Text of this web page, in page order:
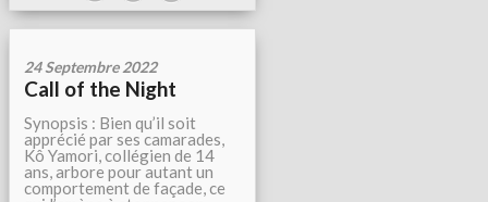
24 Septembre 2022
Call of the Night
Synopsis : Bien qu’il soit
apprécié par ses camarades,
Kô Yamori, collégien de 14
ans, arbore pour autant un
comportement de façade, ce